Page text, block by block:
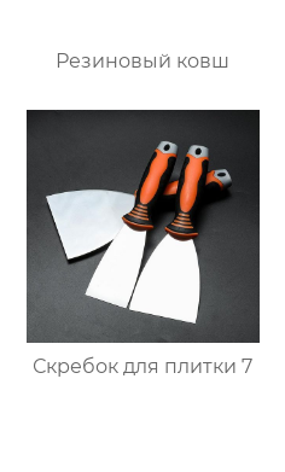
Резиновый ковш
Скребок для плитки 7